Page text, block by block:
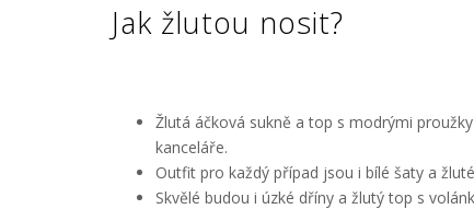
Jak žlutou nosit?
Žlutá áčková sukně a top s modrými
kanceláře.
Outfit pro každý případ jsou i bílé šaty a
Skvělé budou i úzké dříny a žlutý top s